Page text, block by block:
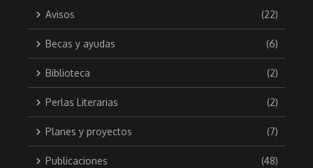
Avisos (22)
Becas y ayudas (6)
Biblioteca (2)
Perlas Literarias (2)
Planes y proyectos (7)
Publicaciones (48)